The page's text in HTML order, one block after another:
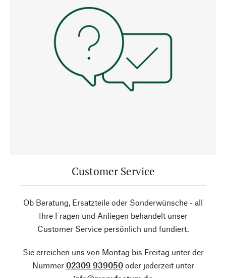
Customer Service
Ob Beratung, Ersatzteile oder Sonderwünsche - all
Ihre Fragen und Anliegen behandelt unser
Customer Service persönlich und fundiert.
Sie erreichen uns von Montag bis Freitag unter der
Nummer 02309 939050oder jederzeit unter